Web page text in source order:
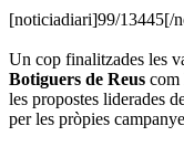
[noticiadiari]99/13445[/
Un cop finalitzades les
Botiguers de Reus com
les propostes liderades
per les pròpies